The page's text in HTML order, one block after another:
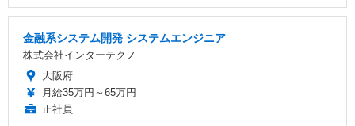
金融系システム開発 システムエンジニア
株式会社インターテクノ
大阪府
月給35万円～65万円
正社員